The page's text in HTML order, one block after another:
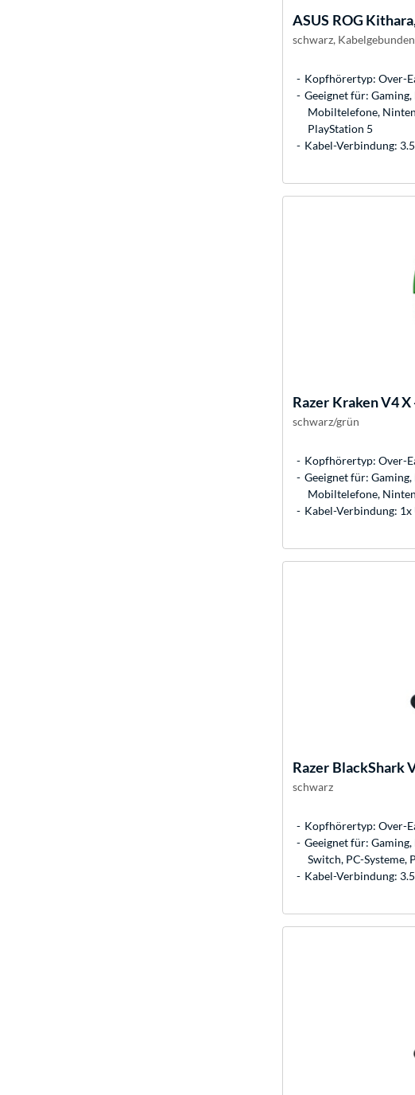
ASUS ROG
schwarz, Kabelgebunden
Kopfhörertyp: Over-
Geeignet für:
Mobiltelefone,
PlayStation 5
Kabel-Verbindung:
Razer Kraken V4
schwarz/grün
Kopfhörertyp: Over-
Geeignet für:
Mobiltelefone,
Kabel-Verbindung: 1x
Razer BlackShark
schwarz
Kopfhörertyp: Over-
Geeignet für:
Switch, PC-Systeme,
Kabel-Verbindung: